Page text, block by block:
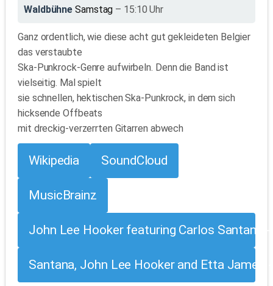
Waldbühne Samstag – 15:10 Uhr
Ganz ordentlich, wie diese acht gut gekleideten Belgier
das verstaubte
Ska-Punkrock-Genre aufwirbeln. Denn die Band ist
vielseitig. Mal spielt
sie schnellen, hektischen Ska-Punkrock, in dem sich
hicksende Offbeats
mit dreckig-verzerrten Gitarren abwech
Wikipedia SoundCloud
MusicBrainz
John Lee Hooker featuring Carlos Santana
Santana, John Lee Hooker and Etta James